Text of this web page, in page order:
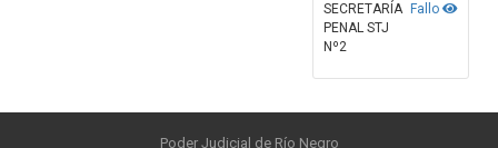
Fallo
SECRETARÍA
PENAL STJ
Nº2